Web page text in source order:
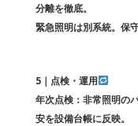
分離を徹底。
緊急照明は別系統。保
5｜点検・運用
年次点検：非常照明の
安を設備台帳に反映。